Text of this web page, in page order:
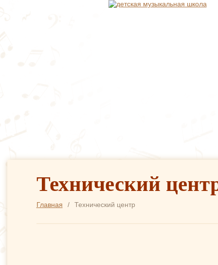
Технический
Главная / Технический центр